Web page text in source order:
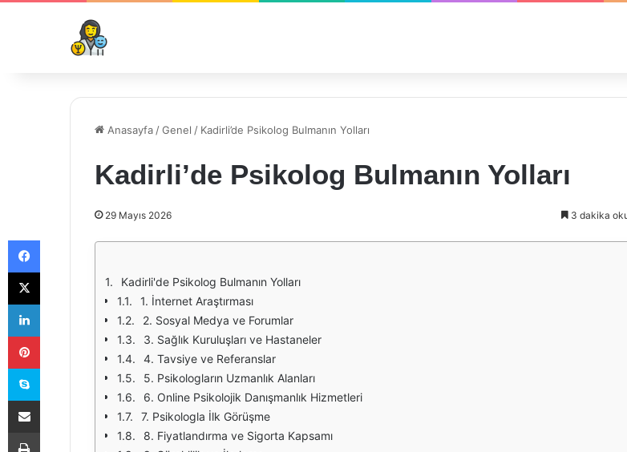
Anasayfa /Genel / Kadirli’de Psikolog Bulmanın Yolları
Kadirli’de Psikolog Bulmanın Yolları
29 Mayıs 2026 3 dakika
Kadirli'de Psikolog Bulmanın Yolları
1. İnternet Araştırması
2. Sosyal Medya ve Forumlar
3. Sağlık Kuruluşları ve Hastaneler
4. Tavsiye ve Referanslar
5. Psikologların Uzmanlık Alanları
6. Online Psikolojik Danışmanlık Hizmetleri
7. Psikologla İlk Görüşme
8. Fiyatlandırma ve Sigorta Kapsamı
Facebook
X
LinkedIn
Pinterest
Skype
E-Posta ile paylaş